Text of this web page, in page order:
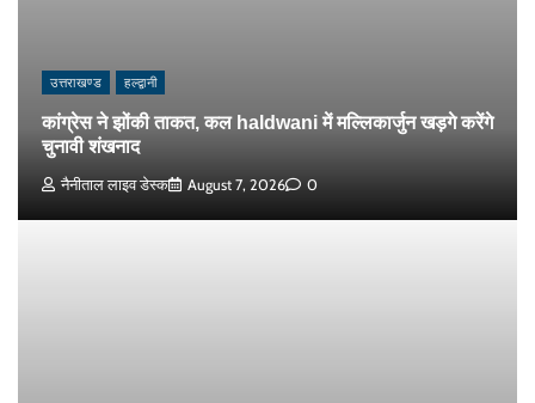
उत्तराखण्ड हल्द्वानी
कांग्रेस ने झोंकी ताकत, कल haldwani में मल्लिकार्जुन खड़गे करेंगे
चुनावी शंखनाद
नैनीताल लाइव डेस्क August 7, 2026 0